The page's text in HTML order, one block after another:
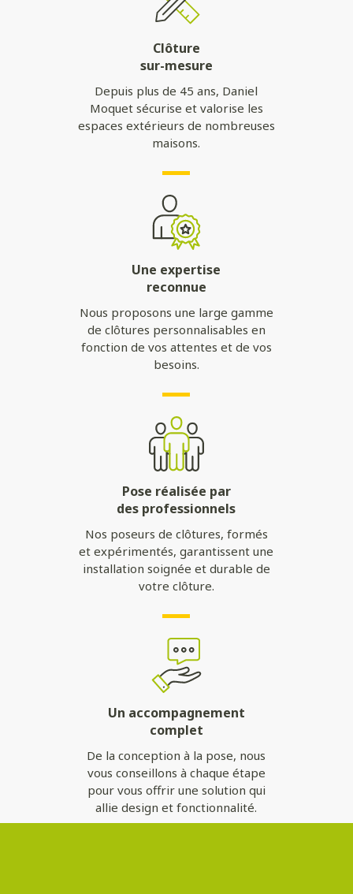
Clôture
sur-mesure
Depuis plus de 45 ans, Daniel
Moquet sécurise et valorise les
espaces extérieurs de nombreuses
maisons.
Une expertise
reconnue
Nous proposons une large gamme
de clôtures personnalisables en
fonction de vos attentes et de vos
besoins.
Pose réalisée par
des professionnels
Nos poseurs de clôtures, formés
et expérimentés, garantissent une
installation soignée et durable de
votre clôture.
Un accompagnement
complet
De la conception à la pose, nous
vous conseillons à chaque étape
pour vous offrir une solution qui
allie design et fonctionnalité.